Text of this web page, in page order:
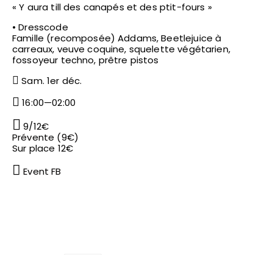
« Y aura till des canapés et des ptit-fours »
• Dresscode
Famille (recomposée) Addams, Beetlejuice à
carreaux, veuve coquine, squelette végétarien,
fossoyeur techno, prêtre pistos
Sam. 1er déc.
16:00—02:00
9/12€
Prévente (9€)
Sur place 12€
Event FB